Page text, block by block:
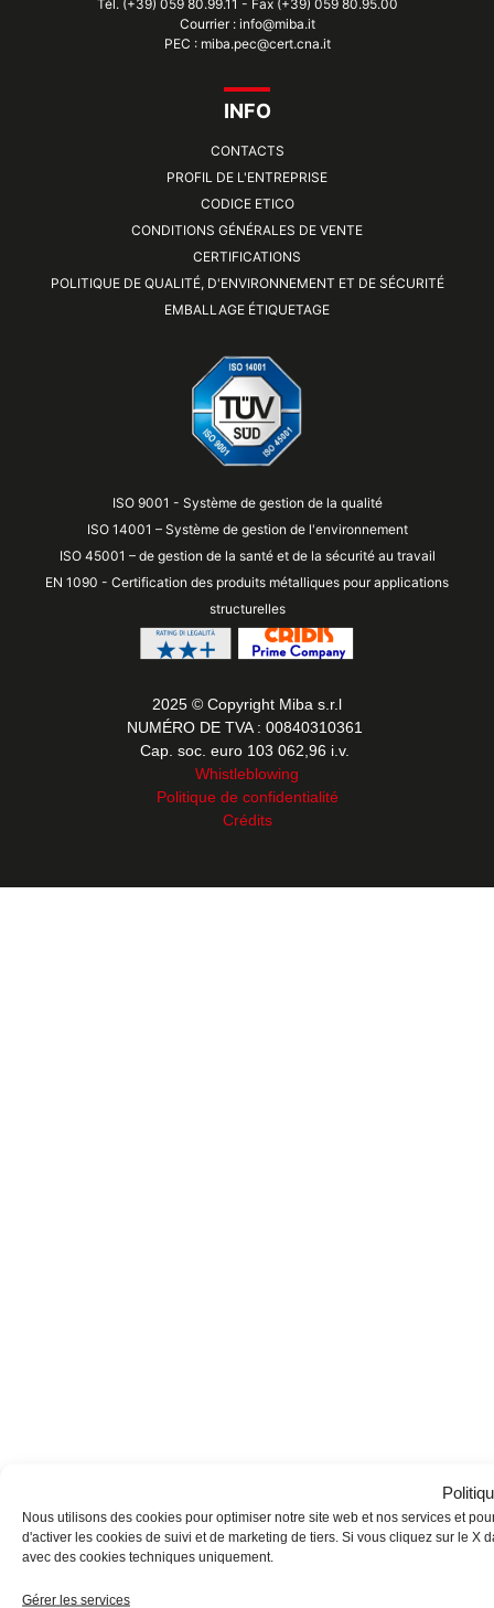
Nous utilisons des cookies pour optimiser notre site web et nos services et
d'activer les cookies de suivi et de marketing de tiers. Si vous cliquez sur le
avec des cookies techniques uniquement.
Gérer les services
Tél. (+39) 059 80.99.11 - Fax (+39) 059 80.95.00
Courrier : info@miba.it
PEC : miba.pec@cert.cna.it
INFO
CONTACTS
PROFIL DE L'ENTREPRISE
CODICE ETICO
CONDITIONS GÉNÉRALES DE VENTE
CERTIFICATIONS
POLITIQUE DE QUALITÉ, D'ENVIRONNEMENT ET DE SÉCURITÉ
EMBALLAGE ÉTIQUETAGE
ISO 9001 - Système de gestion de la qualité
ISO 14001 – Système de gestion de l'environnement
ISO 45001 – de gestion de la santé et de la sécurité au travail
EN 1090 - Certification des produits métalliques pour applications
structurelles
2025 © Copyright Miba s.r.l
NUMÉRO DE TVA : 00840310361
Cap. soc. euro 103 062,96 i.v.
Whistleblowing
Politique de confidentialité
Crédits